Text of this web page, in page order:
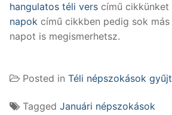
hangulatos téli vers című cikkünket
napok című cikkben pedig sok
napot is megismerhetsz.
Posted in Téli népszokások
Tagged Januári népszokások